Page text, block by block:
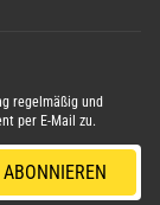
regelmäßig und
per E-Mail zu.
ABONNIEREN